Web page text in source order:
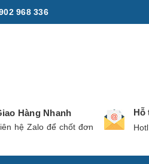
968 336
Hàng Nhanh
hệ Zalo để chốt đơn
Hỗ